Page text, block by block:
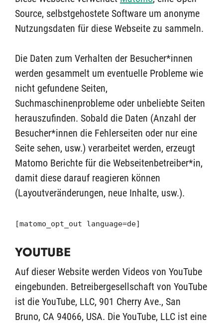
Source, selbstgehostete Software um anonyme
Nutzungsdaten für diese Webseite zu sammeln.
Die Daten zum Verhalten der Besucher*innen
werden gesammelt um eventuelle Probleme wie
nicht gefundene Seiten,
Suchmaschinenprobleme oder unbeliebte Seiten
herauszufinden. Sobald die Daten (Anzahl der
Besucher*innen die Fehlerseiten oder nur eine
Seite sehen, usw.) verarbeitet werden, erzeugt
Matomo Berichte für die Webseitenbetreiber*in,
damit diese darauf reagieren können
(Layoutveränderungen, neue Inhalte, usw.).
[matomo_opt_out language=de]
YOUTUBE
Auf dieser Website werden Videos von YouTube
eingebunden. Betreibergesellschaft von YouTube
ist die YouTube, LLC, 901 Cherry Ave., San
Bruno, CA 94066, USA. Die YouTube, LLC ist eine